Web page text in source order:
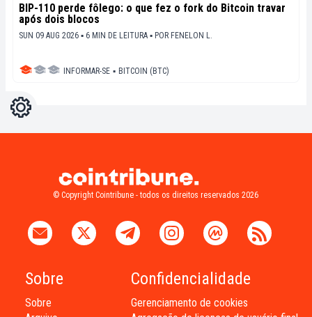
BIP-110 perde fôlego: o que fez o fork do Bitcoin travar
após dois blocos
SUN 09 AUG 2026 ▪ 6 MIN DE LEITURA ▪ POR FENELON L.
INFORMAR-SE ▪ BITCOIN (BTC)
Configurações
© Copyright Cointribune - todos os direitos reservados 2026
Sobre
Sobre
Confidencialidade
Gerenciamento de cookies